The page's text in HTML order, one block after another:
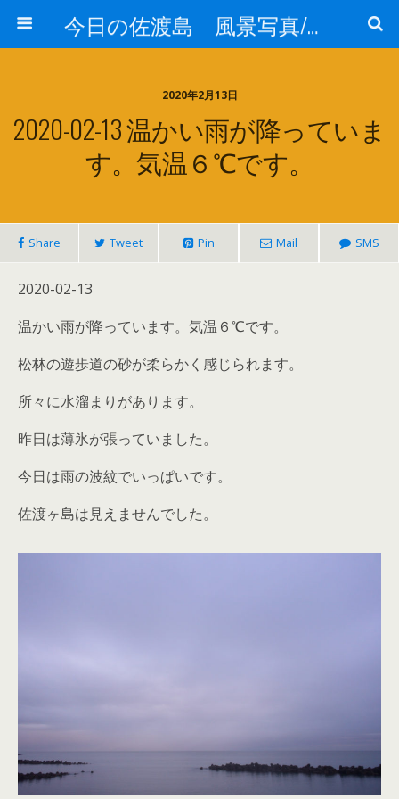
今日の佐渡島 風景写真/天気/お酒/お米/温泉
2020年2月13日
2020-02-13 温かい雨が降っていま
す。気温６℃です。
Share Tweet Pin Mail SMS
2020-02-13
温かい雨が降っています。気温６℃です。
松林の遊歩道の砂が柔らかく感じられます。
所々に水溜まりがあります。
昨日は薄氷が張っていました。
今日は雨の波紋でいっぱいです。
佐渡ヶ島は見えませんでした。